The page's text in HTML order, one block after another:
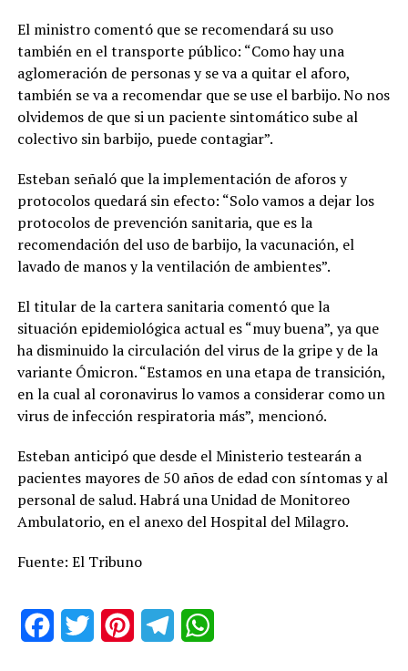
El ministro comentó que se recomendará su uso
también en el transporte público: “Como hay una
aglomeración de personas y se va a quitar el aforo,
también se va a recomendar que se use el barbijo. No nos
olvidemos de que si un paciente sintomático sube al
colectivo sin barbijo, puede contagiar”.
Esteban señaló que la implementación de aforos y
protocolos quedará sin efecto: “Solo vamos a dejar los
protocolos de prevención sanitaria, que es la
recomendación del uso de barbijo, la vacunación, el
lavado de manos y la ventilación de ambientes”.
El titular de la cartera sanitaria comentó que la
situación epidemiológica actual es “muy buena”, ya que
ha disminuido la circulación del virus de la gripe y de la
variante Ómicron. “Estamos en una etapa de transición,
en la cual al coronavirus lo vamos a considerar como un
virus de infección respiratoria más”, mencionó.
Esteban anticipó que desde el Ministerio testearán a
pacientes mayores de 50 años de edad con síntomas y al
personal de salud. Habrá una Unidad de Monitoreo
Ambulatorio, en el anexo del Hospital del Milagro.
Fuente: El Tribuno
FacebookTwitter PinterestTelegram